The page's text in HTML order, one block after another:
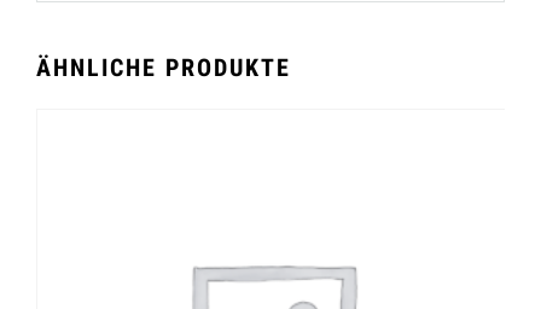
ÄHNLICHE PRODUKTE